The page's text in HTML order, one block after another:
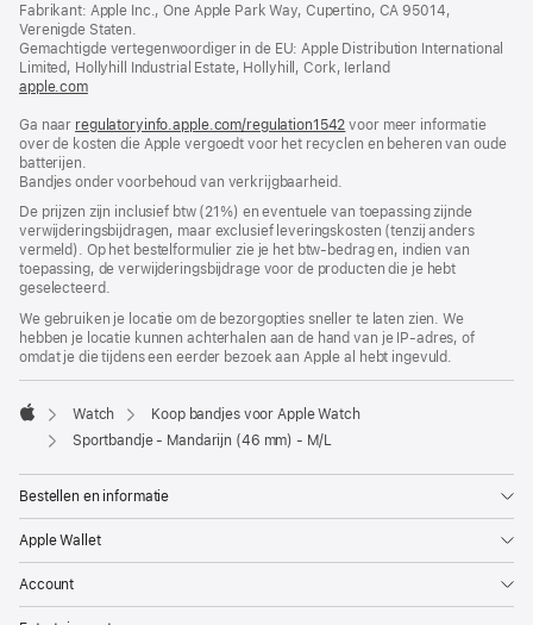
nieuw
geopend)
Fabrikant: Apple Inc., One Apple Park Way, Cupertino, CA 95014,
Verenigde Staten.
Gemachtigde vertegenwoordiger in de EU: Apple Distribution International
Limited, Hollyhill Industrial Estate, Hollyhill, Cork, Ierland
apple.com(wordt
nieuw
venster
Ga naar regulatoryinfo.apple.com/regulation1542 (wordt
in
voor meer informatie
over de kosten die Apple vergoedt voor het recyclen en beheren van oude
batterijen.
Bandjes onder voorbehoud van verkrijgbaarheid.
De prijzen zijn inclusief btw (21%) en eventuele van toepassing zijnde
verwijderingsbijdragen, maar exclusief leveringskosten (tenzij anders
vermeld). Op het bestelformulier zie je het btw-bedrag en, indien van
toepassing, de verwijderingsbijdrage voor de producten die je hebt
geselecteerd.
We gebruiken je locatie om de bezorgopties sneller te laten zien. We
hebben je locatie kunnen achterhalen aan de hand van je IP-adres, of
omdat je die tijdens een eerder bezoek aan Apple al hebt ingevuld.
Apple
Watch
Koop bandjes voor Apple Watch
Sportbandje - Mandarijn (46 mm) - M/L
Bestellen en informatie
Apple Wallet
Account